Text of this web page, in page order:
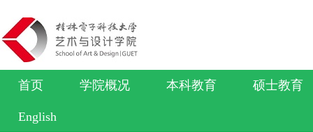
首页 学院概况 本科教育 硕士教育
English